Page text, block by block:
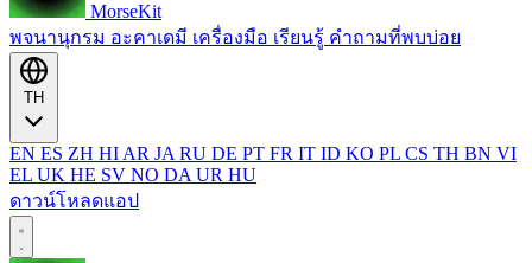
MorseKit
พจนานุกรม อะคาเดมี เครื่องมือ เรียนรู้ คำถามที่พบบ่อย
EN ES ZH HI AR JA RU DE PT FR IT ID KO PL CS TH BN VI
EL UK HE SV NO DA UR HU
ดาวน์โหลดแอป